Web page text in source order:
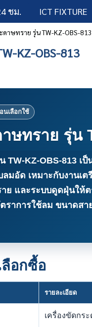
ชม. ICT FIXTURE
ดาษทราย รุ่น TW-KZ-OBS-813
KZ-OBS-813
ษทราย รุ่น
TW-KZ-OBS-813 เป็
ลมอัด เหมาะกับงานเ
ย และระบบดูดฝุ่นให้
ราการใช้ลม ขนาดส
อกซื้อ
รายละเอียด
เครื่องขัดกร